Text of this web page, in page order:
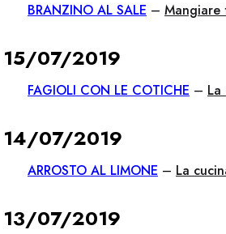
BRANZINO AL SALE – Mangiare
15/07/2019
FAGIOLI CON LE COTICHE –
14/07/2019
ARROSTO AL LIMONE – La
13/07/2019